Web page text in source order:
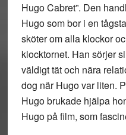
Hugo Cabret”. Den
Hugo som bor i en
sköter om alla klockor
klocktornet. Han sörjer
väldigt tät och nära
dog när Hugo var liten.
Hugo brukade hjälpa
Hugo på film, som